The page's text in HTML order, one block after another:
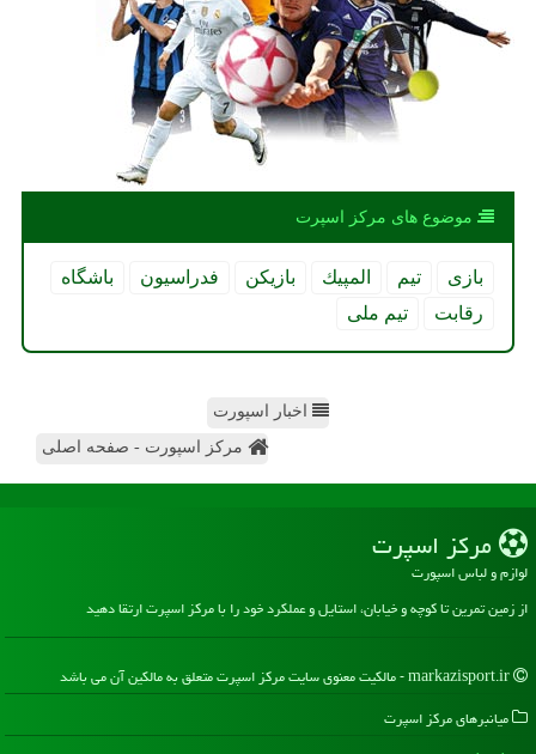
موضوع های مركز اسپرت
بازی تیم المپیك بازیكن فدراسیون
باشگاه
رقابت
تیم ملی
اخبار اسپورت
مرکز اسپورت - صفحه اصلی
مركز اسپرت
لوازم و لباس اسپورت
از زمین تمرین تا کوچه و خیابان، استایل و عملکرد خود را با مرکز اسپرت ارتقا دهید
میانبرهای مركز اسپرت